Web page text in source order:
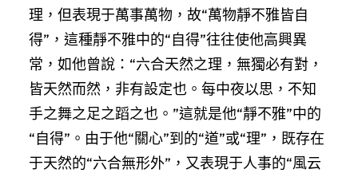
理，但表現于萬事萬物，故“萬物靜不雅皆自
得”，這種靜不雅中的“自得”往往使他高興異
常，如他曾說：“六合天然之理，無獨必有對，
皆天然而然，非有設定也。每中夜以思，不知
手之舞之足之蹈之也。”這就是他“靜不雅”中的
“自得”。由于他“關心”到的“道”或“理”，既存在
于天然的“六合無形外”，又表現于人事的“風云